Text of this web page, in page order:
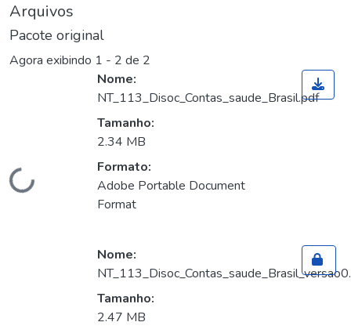
Arquivos
Pacote original
Agora exibindo 1 - 2 de 2
Carregando...
Nome:
NT_113_Disoc_Contas_saude_Brasil.pdf
Tamanho:
2.34 MB
Formato:
Adobe Portable Document
Format
Nome:
Tamanho:
2.47 MB